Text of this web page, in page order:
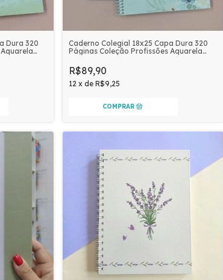
Dura 320
Caderno Colegial 18x25 Capa Dura 320
Páginas Coleção Profissões Aquarela
R$89,90
12 xdeR$9,25